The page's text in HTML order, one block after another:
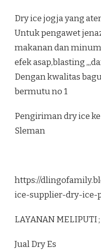
Dry ice jogja yang
Untuk pengawet
makanan dan
efek asap,blasting
Dengan kwalitas
bermutu no 1
Pengiriman dry ice
Sleman
https://
ice-supplier-dry-
LAYANAN MELIPUTI ;
Jual Dry Es